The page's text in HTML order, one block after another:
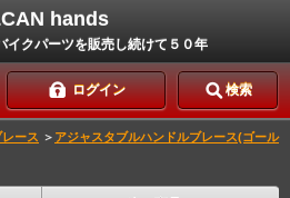
hands
イクパーツを販売し続けて５０年
ログイン 検索
ース ＞ アジャスタブルハンドルブレース(ゴール